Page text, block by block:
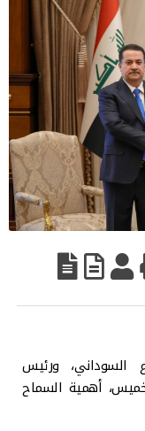
ورئيس
أهمية السماح